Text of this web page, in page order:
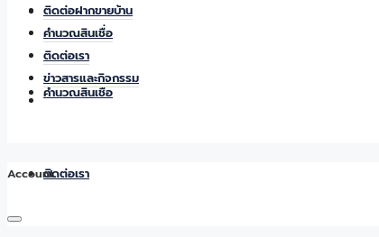
ติดต่อฝากขายบ้าน
คำนวณสินเชื่อ
ติดต่อเรา
ติดต่อฝากขายบ้าน
คำนวณสินเชื่อ
ติดต่อเรา
ข่าวสารและกิจกรรม
Account